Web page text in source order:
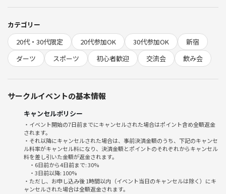
持ち物=身分証
禁止事項
勧誘、ナンパ
同意なしの連絡先交換
カテゴリー
20代・30代限定
20代参加OK 30代参加OK
新宿
ダーツ
スポーツ 初心者歓迎 交流会 飲み会
サークルイベントの基本情報
キャンセルポリシー
・イベント開始の7日前までにキャンセルされた場合はポイント含め全額返金
されます。
・それ以降にキャンセルされた場合は、事前決済金額のうち、下記のキャンセ
ル料率がキャンセル料になり、決済金額とポイントのそれぞれからキャンセル
料を差し引いた金額が返金されます。
・6日前から4日前まで: 30%
・3日前以降: 100%
・ただし、お申し込み後 1時間以内（イベント当日のキャンセルは除く）にキ
ャンセルされた場合は全額返金されます。